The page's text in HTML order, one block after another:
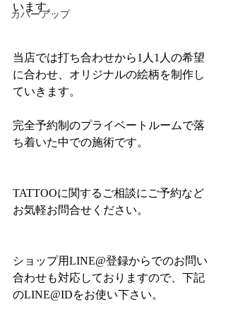
カバーアップ
います。
当店では打ち合わせから1人1人の希望
に合わせ、オリジナルの絵柄を制作し
ていきます。
完全予約制のプライベートルームで落
ち着いた中での施術です。
TATTOOに関するご相談にご予約など
お気軽お問合せください。
ショップ用LINE@登録からでのお問い
合わせも対応しておりますので、下記
のLINE@IDをお使い下さい。